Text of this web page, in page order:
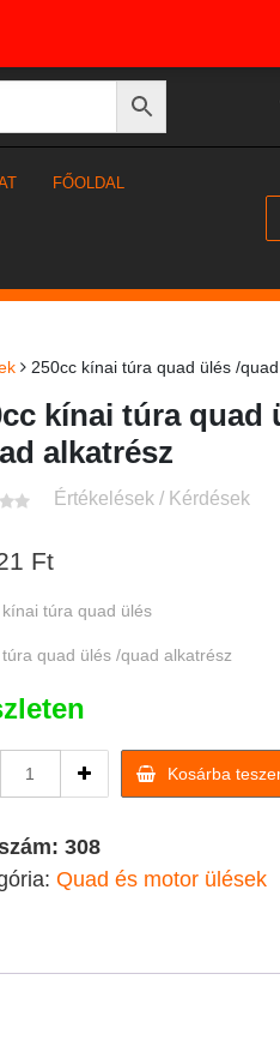
FŐOLDAL
250cc kínai túra quad ülés /
kínai túra quad
alkatrész
Értékelések / Kérdések
Ft
túra quad ülés
quad ülés /quad alkatrész
kínai
quad
quad
Kosárba
308
Quad és motor ülések